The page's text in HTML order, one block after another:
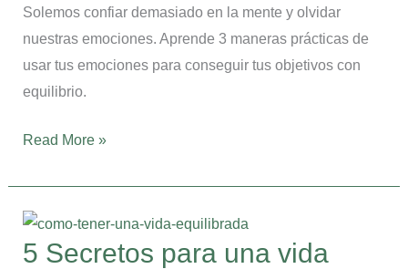
Solemos confiar demasiado en la mente y olvidar
nuestras emociones. Aprende 3 maneras prácticas de
usar tus emociones para conseguir tus objetivos con
equilibrio.
para
conseguir
tus
objetivos
Read More »
5 Secretos para una vida
Secretos
para